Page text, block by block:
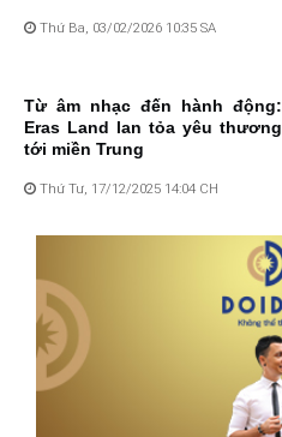
Thứ Ba, 03/02/2026 10:35 SA
Từ âm nhạc đến hành động:
Eras Land lan tỏa yêu thương
tới miền Trung
Thứ Tư, 17/12/2025 14:04 CH